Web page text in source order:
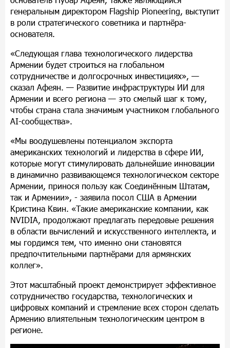
генеральным директором Flagship Pioneering, выступит
в роли стратегического советника и партнёра-
основателя.
«Следующая глава технологического лидерства
Армении будет строиться на глобальном
сотрудничестве и долгосрочных инвестициях», —
сказал Афеян. — Развитие инфраструктуры ИИ для
Армении и всего региона — это смелый шаг к тому,
чтобы страна стала значимым участником глобального
AI-сообщества».
«Мы воодушевлены потенциалом экспорта
американских технологий и лидерства в сфере ИИ,
которые могут стимулировать дальнейшие инновации
в динамично развивающемся технологическом секторе
Армении, принося пользу как Соединённым Штатам,
так и Армении», - заявила посол США в Армении
Кристина Квин. «Такие американские компании, как
NVIDIA, продолжают предлагать передовые решения
в области вычислений и искусственного интеллекта, и
мы гордимся тем, что именно они становятся
предпочтительными партнёрами для армянских
коллег».
Этот масштабный проект демонстрирует эффективное
сотрудничество государства, технологических и
цифровых компаний и стремление всех сторон сделать
Армению влиятельным технологическим центром в
регионе.